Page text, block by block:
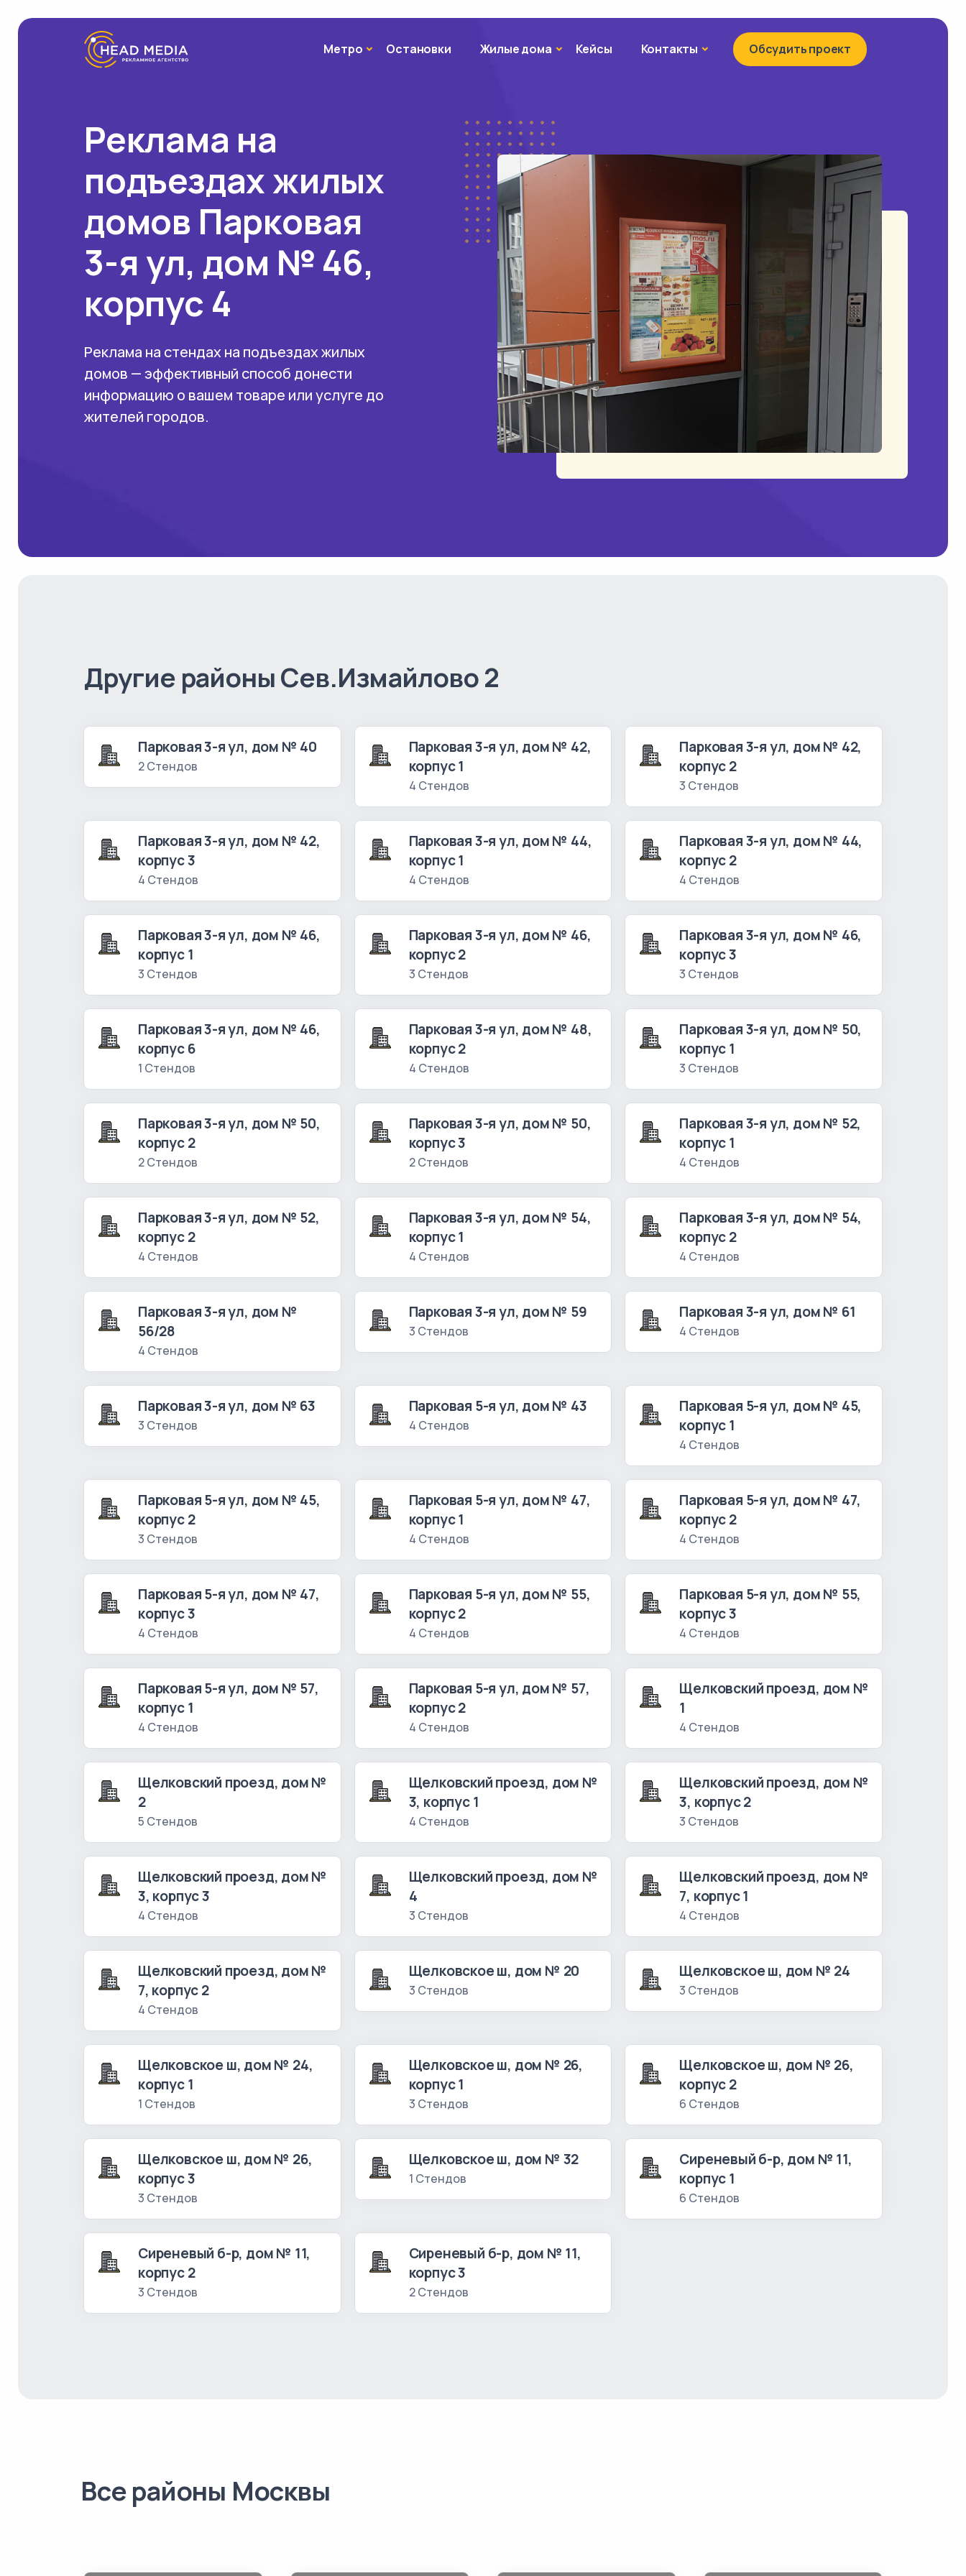
МетроМетроОстановки Жилые домаЖилые дома
Кейсы Контакты КонтактыОбсудить проект
Реклама на
подъездах жилых
домов Парковая
3-я ул, дом № 46,
корпус 4
Реклама на стендах на подъездах жилых
домов — эффективный способ донести
информацию о вашем товаре или услуге до
жителей городов.
Другие районы Сев.Измайлово 2
Парковая 3-я ул, дом № 40
2 Стендов
Парковая 3-я ул, дом № 42,
корпус 1
4 Стендов
Парковая 3-я ул, дом № 42,
корпус 2
3 Стендов
Парковая 3-я ул, дом № 42,
корпус 3
4 Стендов
Парковая 3-я ул, дом № 44,
корпус 1
4 Стендов
Парковая 3-я ул, дом № 44,
корпус 2
4 Стендов
Парковая 3-я ул, дом № 46,
корпус 1
3 Стендов
Парковая 3-я ул, дом № 46,
корпус 2
3 Стендов
Парковая 3-я ул, дом № 46,
корпус 3
3 Стендов
Парковая 3-я ул, дом № 46,
корпус 6
1 Стендов
Парковая 3-я ул, дом № 48,
корпус 2
4 Стендов
Парковая 3-я ул, дом № 50,
корпус 1
3 Стендов
Парковая 3-я ул, дом № 50,
корпус 2
2 Стендов
Парковая 3-я ул, дом № 50,
корпус 3
2 Стендов
Парковая 3-я ул, дом № 52,
корпус 1
4 Стендов
Парковая 3-я ул, дом № 52,
корпус 2
4 Стендов
Парковая 3-я ул, дом № 54,
корпус 1
4 Стендов
Парковая 3-я ул, дом № 54,
корпус 2
4 Стендов
Парковая 3-я ул, дом №
56/28
4 Стендов
Парковая 3-я ул, дом № 59
3 Стендов
Парковая 3-я ул, дом № 61
4 Стендов
Парковая 3-я ул, дом № 63
3 Стендов
Парковая 5-я ул, дом № 43
4 Стендов
Парковая 5-я ул, дом № 45,
корпус 1
4 Стендов
Парковая 5-я ул, дом № 45,
корпус 2
3 Стендов
Парковая 5-я ул, дом № 47,
корпус 1
4 Стендов
Парковая 5-я ул, дом № 47,
корпус 2
4 Стендов
Парковая 5-я ул, дом № 47,
корпус 3
4 Стендов
Парковая 5-я ул, дом № 55,
корпус 2
4 Стендов
Парковая 5-я ул, дом № 55,
корпус 3
4 Стендов
Парковая 5-я ул, дом № 57,
корпус 1
4 Стендов
Парковая 5-я ул, дом № 57,
корпус 2
4 Стендов
Щелковский проезд, дом №
1
4 Стендов
Щелковский проезд, дом №
2
5 Стендов
Щелковский проезд, дом №
3, корпус 1
4 Стендов
Щелковский проезд, дом №
3, корпус 2
3 Стендов
Щелковский проезд, дом №
3, корпус 3
4 Стендов
Щелковский проезд, дом №
4
3 Стендов
Щелковский проезд, дом №
7, корпус 1
4 Стендов
Щелковский проезд, дом №
7, корпус 2
4 Стендов
Щелковское ш, дом № 20
3 Стендов
Щелковское ш, дом № 24
3 Стендов
Щелковское ш, дом № 24,
корпус 1
1 Стендов
Щелковское ш, дом № 26,
корпус 1
3 Стендов
Щелковское ш, дом № 26,
корпус 2
6 Стендов
Щелковское ш, дом № 26,
корпус 3
3 Стендов
Щелковское ш, дом № 32
1 Стендов
Сиреневый б-р, дом № 11,
корпус 1
6 Стендов
Сиреневый б-р, дом № 11,
корпус 2
3 Стендов
Сиреневый б-р, дом № 11,
корпус 3
2 Стендов
Все районы Москвы